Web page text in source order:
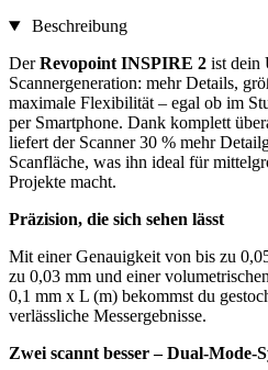
Beschreibung
DerRevopoint INSPIRE 2 ist dein
Scannergeneration: mehr Details,
maximale Flexibilität – egal ob im
per Smartphone. Dank komplett
liefert der Scanner 30 % mehr
Scanfläche, was ihn ideal für
Projekte macht.
Präzision, die sich sehen lässt
Mit einer Genauigkeit von bis zu
zu 0,03 mm und einer
0,1 mm x L (m) bekommst du
verlässliche Messergebnisse.
Zwei scannt besser – Dual-Mode-